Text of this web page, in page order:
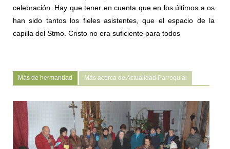
celebración. Hay que tener en cuenta que en los últimos a os
han sido tantos los fieles asistentes, que el espacio de la
capilla del Stmo. Cristo no era suficiente para todos
Más de hermandad Más acerca de Actualidad Parroquial